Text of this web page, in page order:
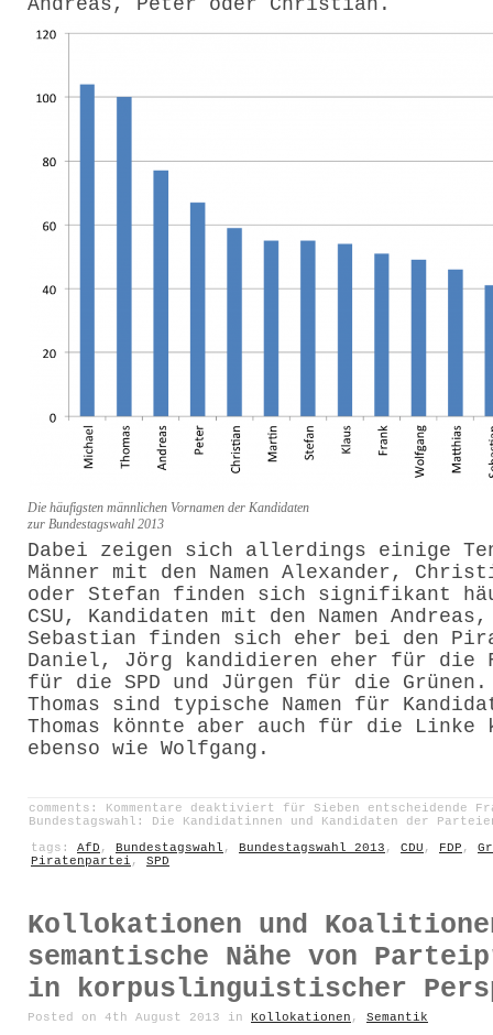
Andreas, Peter oder Christian.
Die häufigsten männlichen Vornamen der Kandidaten
zur Bundestagswahl 2013
Dabei zeigen sich allerdings einige
Männer mit den Namen Alexander,
oder Stefan finden sich signifikant
CSU, Kandidaten mit den Namen
Sebastian finden sich eher bei den
Daniel, Jörg kandidieren eher für die
für die SPD und Jürgen für die
Thomas sind typische Namen für
Thomas könnte aber auch für die Linke
ebenso wie Wolfgang.
comments: Kommentare deaktiviert für Sieben entscheidende
Bundestagswahl: Die Kandidatinnen und Kandidaten der
tags: AfD , Bundestagswahl , Bundestagswahl 2013 , CDU , FDP ,
Piratenpartei , SPD
Kollokationen und
semantische Nähe von
in korpuslinguistischer
Posted on 4th August 2013 in Kollokationen , Semantik